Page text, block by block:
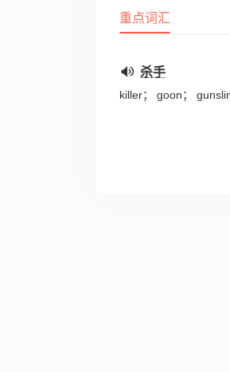
重点词汇
杀手
killer； goon；